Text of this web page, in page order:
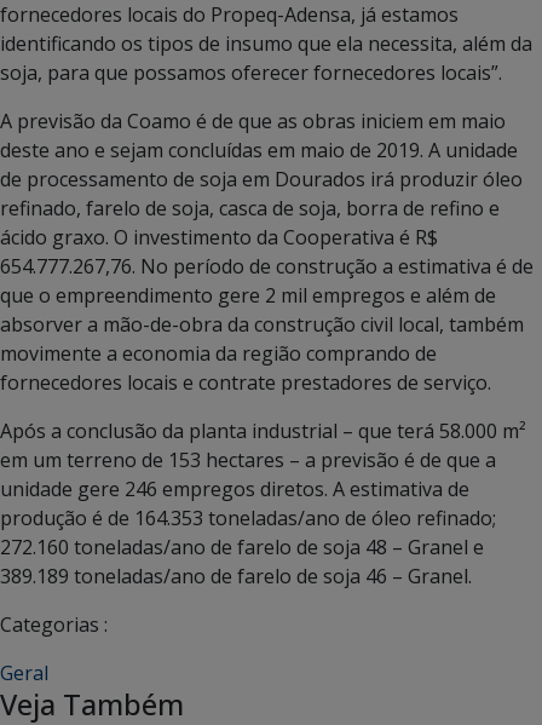
fornecedores locais do Propeq-Adensa, já estamos
identificando os tipos de insumo que ela necessita, além da
soja, para que possamos oferecer fornecedores locais”.
A previsão da Coamo é de que as obras iniciem em maio
deste ano e sejam concluídas em maio de 2019. A unidade
de processamento de soja em Dourados irá produzir óleo
refinado, farelo de soja, casca de soja, borra de refino e
ácido graxo. O investimento da Cooperativa é R$
654.777.267,76. No período de construção a estimativa é de
que o empreendimento gere 2 mil empregos e além de
absorver a mão-de-obra da construção civil local, também
movimente a economia da região comprando de
fornecedores locais e contrate prestadores de serviço.
Após a conclusão da planta industrial – que terá 58.000 m²
em um terreno de 153 hectares – a previsão é de que a
unidade gere 246 empregos diretos. A estimativa de
produção é de 164.353 toneladas/ano de óleo refinado;
272.160 toneladas/ano de farelo de soja 48 – Granel e
389.189 toneladas/ano de farelo de soja 46 – Granel.
Categorias :
Geral
Veja Também